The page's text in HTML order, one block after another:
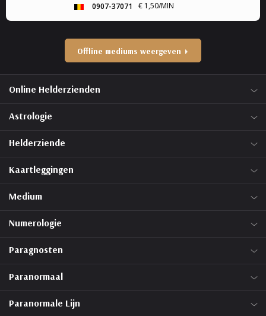
0907-37071
€ 1,50/MIN
Offline mediums weergeven
Online Helderzienden
Astrologie
Helderziende
Kaartleggingen
Medium
Numerologie
Paragnosten
Paranormaal
Paranormale Lijn